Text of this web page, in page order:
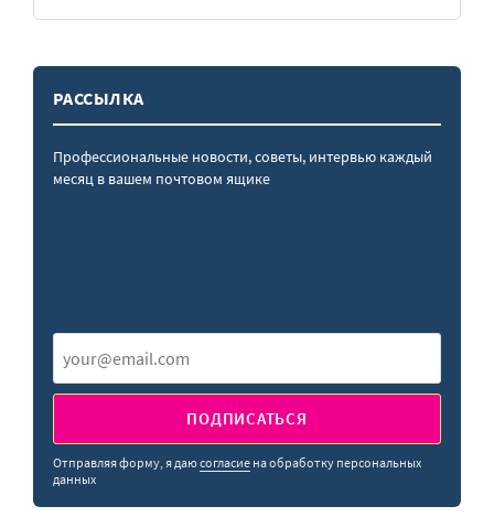
РАССЫЛКА
Профессиональные новости, советы, интервью каждый
месяц в вашем почтовом ящике
ПОДПИСАТЬСЯ
Отправляя форму, я даюсогласие на обработку персональных
данных